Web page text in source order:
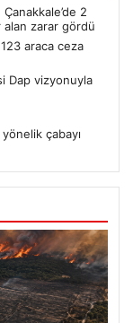
2
alan zarar gördü
araca ceza
Dap vizyonuyla
yönelik çabayı